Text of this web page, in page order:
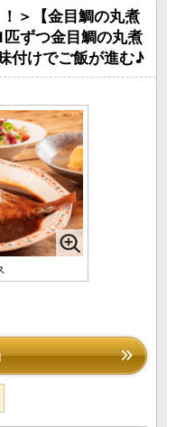
＞【金目鯛の丸煮
ずつ金目鯛の丸煮
けでご飯が進む♪